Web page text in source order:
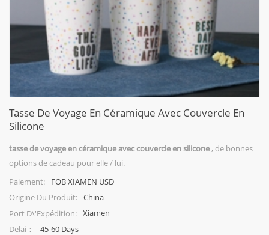
Tasse De Voyage En Céramique Avec Couvercle En
Silicone
tasse de voyage en céramique avec couvercle en silicone , de bonnes
options de cadeau pour elle / lui.
Paiement:
FOB XIAMEN USD
Origine Du Produit: China
Port D\'expédition: Xiamen
Delai：
45-60 Days